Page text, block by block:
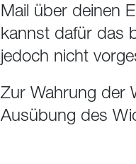
Mail über deinen
kannst dafür das
jedoch nicht
Zur Wahrung der
Ausübung des